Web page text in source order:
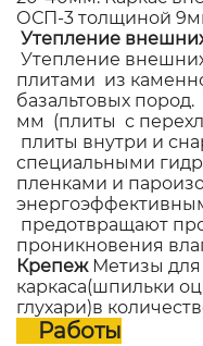
ОСП-3 толщиной
Утепление
Утепление
плитами из
базальтовых
мм (плиты с
плиты внутри и
специальными
пленками и
предотвращают
проникновения
Крепеж Метизы
каркаса(шпильки
глухари)в
Работы